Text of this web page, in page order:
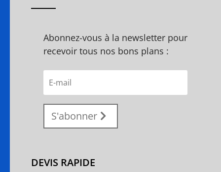
Abonnez-vous à la newsletter pour
recevoir tous nos bons plans :
S'abonner
DEVIS RAPIDE